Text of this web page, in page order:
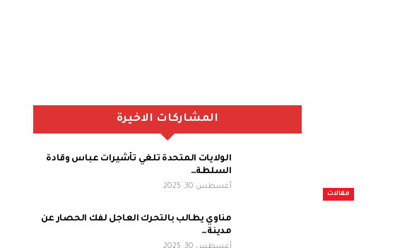
مقالات
المشاركات الاخيرة
الولايات المتحدة تلغي تأشيرات عباس وقادة
السلطة…
أغسطس 30, 2025
مناوي يطالب بالتحرك العاجل لفك الحصار عن
مدينة…